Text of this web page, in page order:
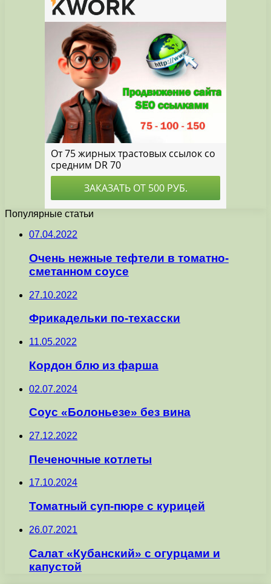
Популярные статьи
07.04.2022
Очень нежные тефтели в томатно-
сметанном соусе
27.10.2022
Фрикадельки по-техасски
11.05.2022
Кордон блю из фарша
02.07.2024
Соус «Болоньезе» без вина
27.12.2022
Печеночные котлеты
17.10.2024
Томатный суп-пюре с курицей
26.07.2021
Салат «Кубанский» с огурцами и
капустой